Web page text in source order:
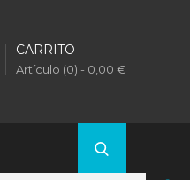
CARRITO
Artículo (0) - 0,00 €